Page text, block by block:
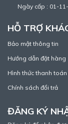
Ngày cấp : 01-
HỖ TRỢ
Bảo mật thông tin
Hướng dẫn đặt hàng
Hình thức thanh toán
Chính sách đổi trả
ĐĂNG KÝ